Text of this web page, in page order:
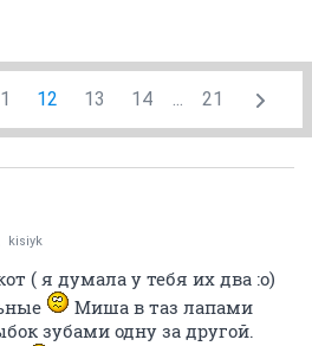
12 13 14 ... 21
kisiyk
( я думала у тебя их два :o)
Миша в таз лапами
зубами одну за другой.